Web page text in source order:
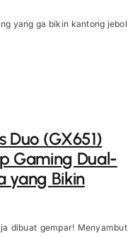
yang ga bikin kantong jebol
Duo (GX651)
Gaming Dual-
yang Bikin
dibuat gempar! Menyambut